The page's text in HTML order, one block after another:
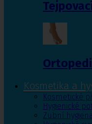
Kosmetika a
Kosmetické
Hygienické
Zubní hygiena